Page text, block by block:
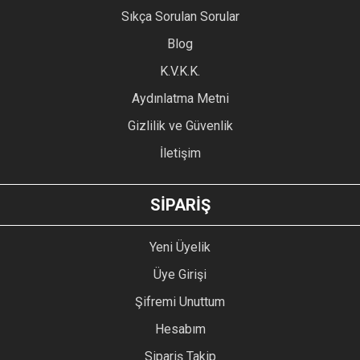
Ürün açıklamasında eksik bilgiler bulunuyor.
Ürün bilgilerinde hatalar bulunuyor.
Ürün fiyatı diğer sitelerden daha pahalı.
GÖNDER
Sıkça Sorulan Sorular
Blog
K.V.K.K.
Aydınlatma Metni
Gizlilik ve Güvenlik
İletişim
SİPARİŞ
Yeni Üyelik
Üye Girişi
Şifremi Unuttum
Hesabım
Sipariş Takip